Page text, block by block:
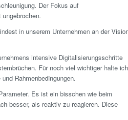
Der Fokus auf
in unserem Unternehmen an der
intensive Digitalisierungsschritte
Für noch viel wichtiger halte ich
Rahmenbedingungen.
Es ist ein bisschen wie beim
besser, als reaktiv zu reagieren. Diese